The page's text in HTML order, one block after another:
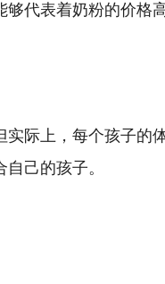
代表着奶粉的价格
际上，每个孩子的
己的孩子。